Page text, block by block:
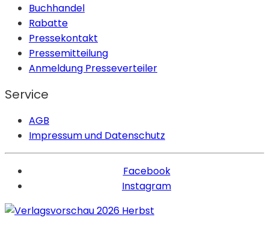
Buchhandel
Rabatte
Pressekontakt
Pressemitteilung
Anmeldung Presseverteiler
Service
AGB
Impressum und Datenschutz
Facebook
Instagram